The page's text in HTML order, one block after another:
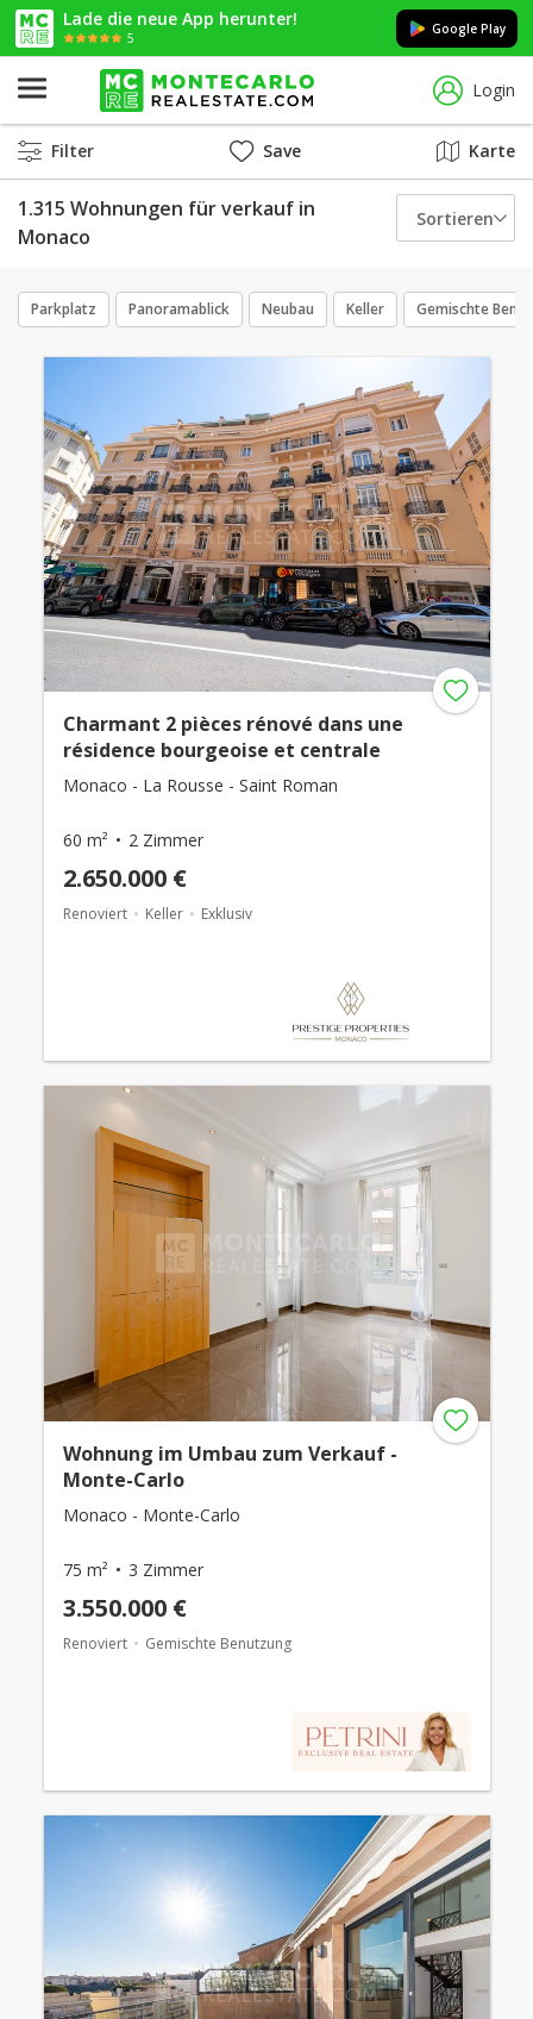
Lade die neue App herunter!
5
Google Play
Login
Filter Save Karte
1.315 Wohnungen für verkauf in
Monaco
Sortieren
Parkplatz Panoramablick Neubau Keller Gemischte
Charmant 2 pièces rénové dans une
résidence bourgeoise et centrale
Monaco - La Rousse - Saint Roman
60 m² 2 Zimmer
2.650.000 €
Renoviert Keller Exklusiv
Wohnung im Umbau zum Verkauf -
Monte-Carlo
Monaco - Monte-Carlo
75 m² 3 Zimmer
3.550.000 €
Renoviert Gemischte Benutzung